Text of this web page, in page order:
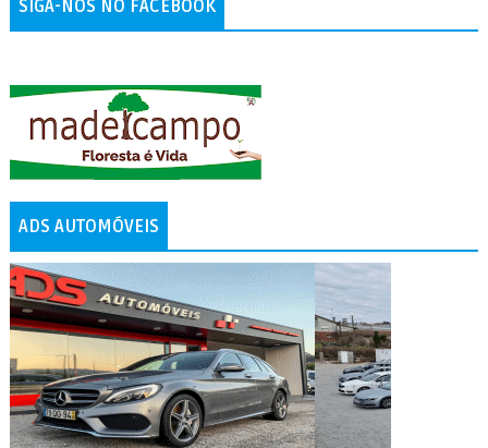
SIGA-NOS NO FACEBOOK
ADS AUTOMÓVEIS